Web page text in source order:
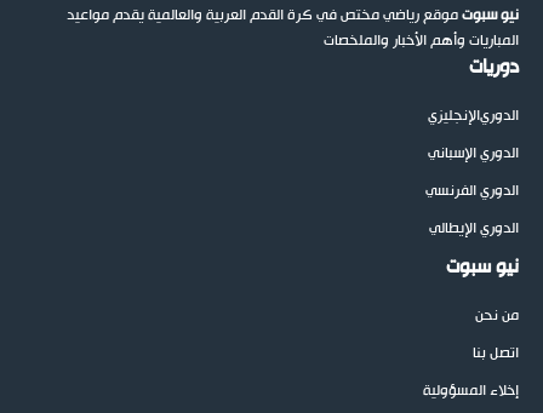
نيو سبوتموقع رياضي مختص في كرة القدم العربية والعالمية يقدم مواعيد
المباريات وأهم الأخبار والملخصات
دوريات
الدوريالإنجليزي
الدوري الإسباني
الدوري الفرنسي
الدوري الإيطالي
نيو سبوت
من نحن
اتصل بنا
إخلاء المسؤولية